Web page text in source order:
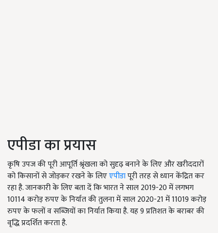
एपीडा का प्रयास
कृषि उपज की पूरी आपूर्ति श्रृंखला को सुदृढ़ बनाने के लिए और खरीददारों
को किसानों से जोड़कर रखने के लिएएपीडापूरी तरह से ध्यान केंद्रित कर
रहा है. जानकारी के लिए बता दें कि भारत ने साल 2019-20 में लगभग
10114 करोड़ रुपए के निर्यात की तुलना में साल 2020-21 में 11019 करोड़
रुपए के फलों व सब्जियों का निर्यात किया है. यह 9 प्रतिशत के बराबर की
वृद्धि प्रदर्शित करता है.